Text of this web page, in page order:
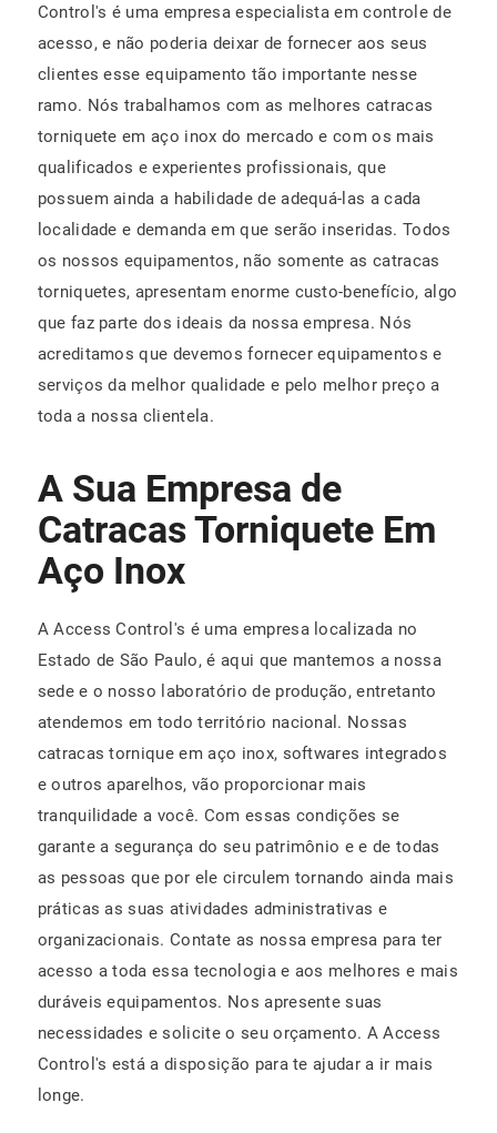
Control's é uma empresa especialista em controle de
acesso, e não poderia deixar de fornecer aos seus
clientes esse equipamento tão importante nesse
ramo. Nós trabalhamos com as melhores catracas
torniquete em aço inox do mercado e com os mais
qualificados e experientes profissionais, que
possuem ainda a habilidade de adequá-las a cada
localidade e demanda em que serão inseridas. Todos
os nossos equipamentos, não somente as catracas
torniquetes, apresentam enorme custo-benefício, algo
que faz parte dos ideais da nossa empresa. Nós
acreditamos que devemos fornecer equipamentos e
serviços da melhor qualidade e pelo melhor preço a
toda a nossa clientela.
A Sua Empresa de
Catracas Torniquete Em
Aço Inox
A Access Control's é uma empresa localizada no
Estado de São Paulo, é aqui que mantemos a nossa
sede e o nosso laboratório de produção, entretanto
atendemos em todo território nacional. Nossas
catracas tornique em aço inox, softwares integrados
e outros aparelhos, vão proporcionar mais
tranquilidade a você. Com essas condições se
garante a segurança do seu patrimônio e e de todas
as pessoas que por ele circulem tornando ainda mais
práticas as suas atividades administrativas e
organizacionais. Contate as nossa empresa para ter
acesso a toda essa tecnologia e aos melhores e mais
duráveis equipamentos. Nos apresente suas
necessidades e solicite o seu orçamento. A Access
Control's está a disposição para te ajudar a ir mais
longe.